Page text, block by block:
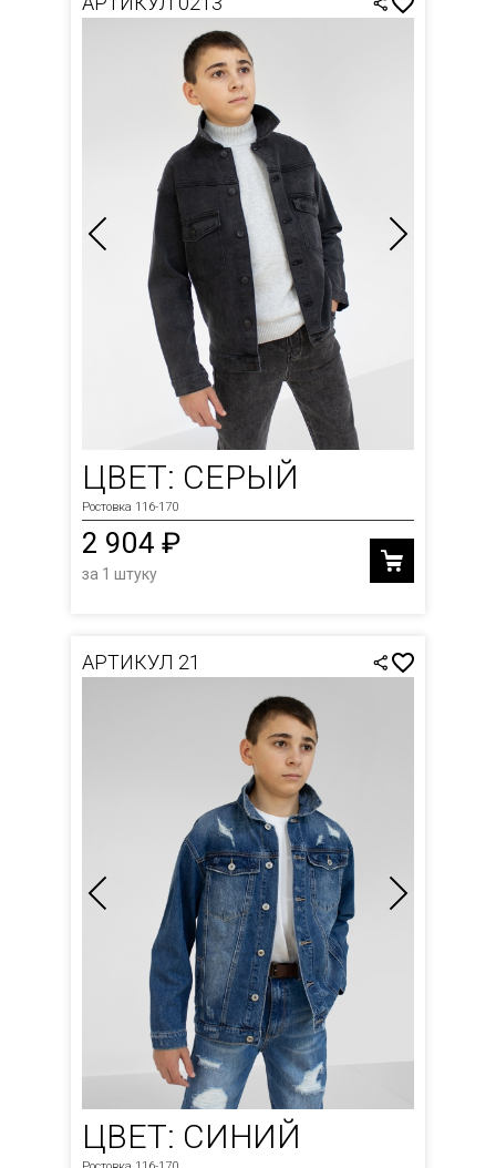
ЦВЕТ: СЕРЫЙ
Ростовка 116-170
2 904 ₽
за 1 штуку
АРТИКУЛ 21
ЦВЕТ: СИНИЙ